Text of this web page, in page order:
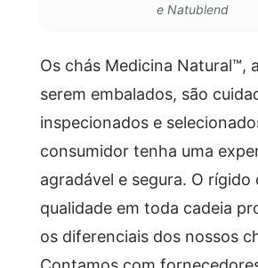
e Natublend
Os chás Medicina Natural™,
serem embalados, são
inspecionados e
consumidor tenha uma
agradável e segura. O
qualidade em toda cadeia
os diferenciais dos nossos